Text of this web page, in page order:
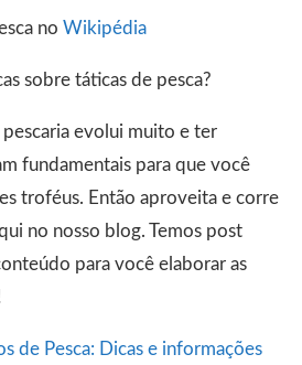
no Wikipédia
sobre táticas de pesca?
pescaria evolui muito e ter
fundamentais para que você
troféus. Então aproveita e corre
no nosso blog. Temos post
para você elaborar as
de Pesca: Dicas e informações